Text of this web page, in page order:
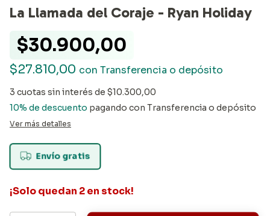
La Llamada del Coraje - Ryan Holiday
$30.900,00
$27.810,00 con Transferencia o depósito
3 cuotas sin interés de $10.300,00
10% de descuento pagando con Transferencia o depósito
Ver más detalles
Envío gratis
¡Solo quedan 2en stock!